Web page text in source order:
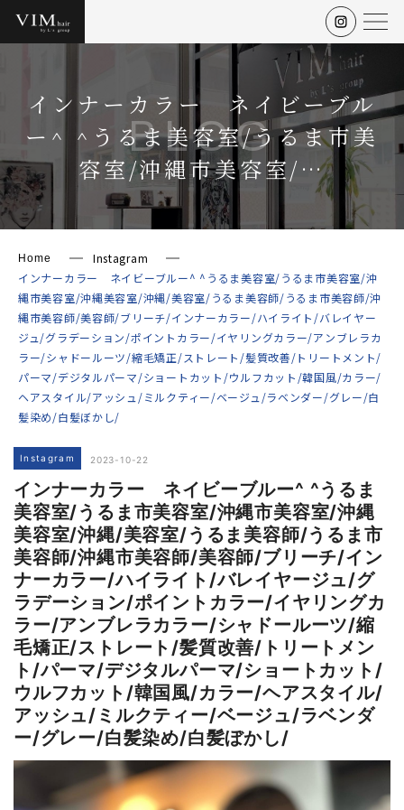
インナーカラー ネイビーブル
ー^ ^うるま美容室/うるま市美
容室/沖縄市美容室/…
BLOG
Home
Instagram
インナーカラー ネイビーブルー^ ^うるま美容室/うるま市美容室/沖
縄市美容室/沖縄美容室/沖縄/美容室/うるま美容師/うるま市美容師/沖
縄市美容師/美容師/ブリーチ/インナーカラー/ハイライト/バレイヤー
ジュ/グラデーション/ポイントカラー/イヤリングカラー/アンブレラカ
ラー/シャドールーツ/縮毛矯正/ストレート/髪質改善/トリートメント/
パーマ/デジタルパーマ/ショートカット/ウルフカット/韓国風/カラー/
ヘアスタイル/アッシュ/ミルクティー/ベージュ/ラベンダー/グレー/白
髪染め/白髪ぼかし/
Instagram 2023-10-22
インナーカラー ネイビーブルー^ ^うるま
美容室/うるま市美容室/沖縄市美容室/沖縄
美容室/沖縄/美容室/うるま美容師/うるま市
美容師/沖縄市美容師/美容師/ブリーチ/イン
ナーカラー/ハイライト/バレイヤージュ/グ
ラデーション/ポイントカラー/イヤリングカ
ラー/アンブレラカラー/シャドールーツ/縮
毛矯正/ストレート/髪質改善/トリートメン
ト/パーマ/デジタルパーマ/ショートカット/
ウルフカット/韓国風/カラー/ヘアスタイル/
アッシュ/ミルクティー/ベージュ/ラベンダ
ー/グレー/白髪染め/白髪ぼかし/